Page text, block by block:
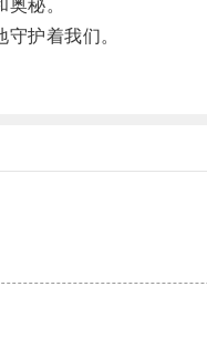
秘。
护着我们。